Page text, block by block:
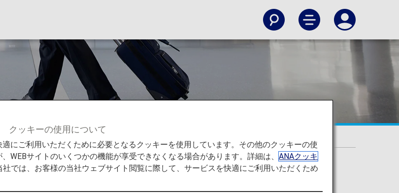
クッキーの使用について
にご利用いただくために必要となるクッキーを使用しています。その他のクッキーの使
WEBサイトのいくつかの機能が享受できなくなる場合があります。詳細は、ANAクッキ
社では、お客様の当社ウェブサイト閲覧に際して、サービスを快適にご利用いただくため